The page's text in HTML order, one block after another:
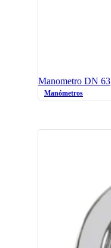
Manometro DN 63
Manómetros